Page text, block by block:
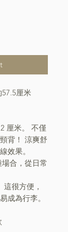
厘米
厘米。 不僅
背！ 涼爽舒
效果。
合，從日常
很方便，
成為行李。